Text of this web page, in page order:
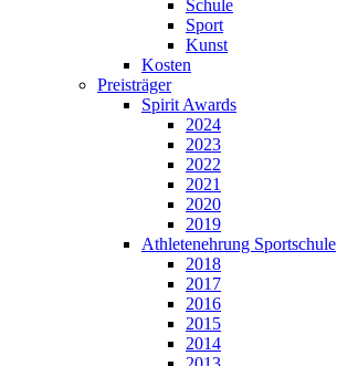
Schule
Sport
Kunst
Kosten
Preisträger
Spirit Awards
2024
2023
2022
2021
2020
2019
Athletenehrung Sportschule
2018
2017
2016
2015
2014